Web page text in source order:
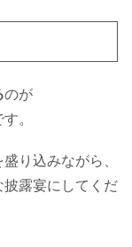
のが
す。
り込みながら、
露宴にしてくだ